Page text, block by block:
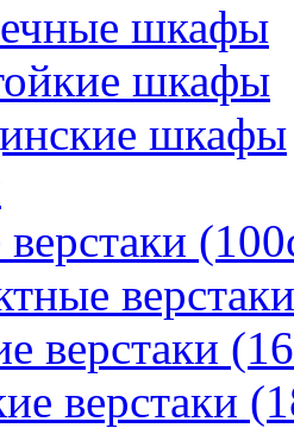
шкафы
шкафы
шкафы
верстаки
верстаки